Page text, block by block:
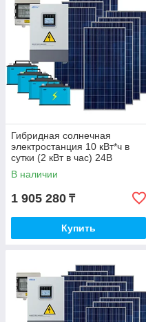
Гибридная солнечная
электростанция 10 кВт*ч в
сутки (2 кВт в час) 24В
В наличии
1 905 280 ₸
Купить